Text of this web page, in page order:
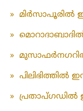
» മിർസാപൂരിൽ
»
»
» പിലിഭിത്തിൽ
» പ്രതാപ്ഗഡിൽ